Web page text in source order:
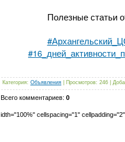
Полезные статьи
Категория: Объявления Просмотров: 246
Всего комментариев: 0
idth="100%" cellspacing="1"